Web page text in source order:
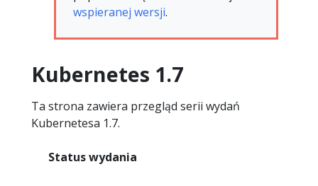
wspieranej wersji.
Kubernetes 1.7
Ta strona zawiera przegląd serii wydań
Kubernetesa 1.7.
Status wydania